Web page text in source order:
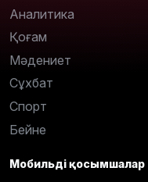
Аналитика
Қоғам
Мәдениет
Сұхбат
Спорт
Бейне
Мобильді қосымшалар